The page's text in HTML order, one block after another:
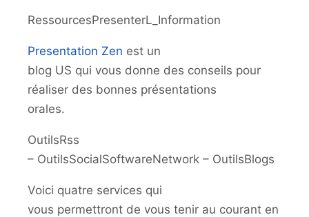
RessourcesPresenterL_Information
Presentation Zen est un
blog US qui vous donne des conseils pour
réaliser des bonnes présentations
orales.
OutilsRss
– OutilsSocialSoftwareNetwork – OutilsBlogs
Voici quatre services qui
vous permettront de vous tenir au courant en